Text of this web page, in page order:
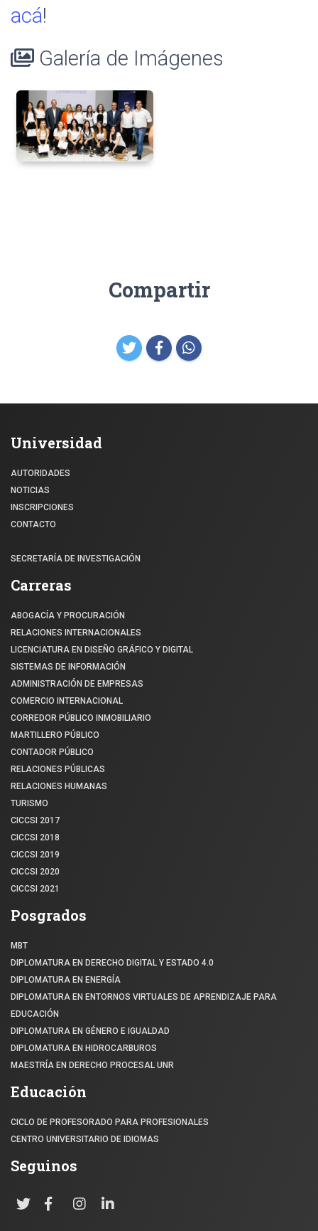
acá!
Galería de Imágenes
Compartir
Universidad
AUTORIDADES
NOTICIAS
INSCRIPCIONES
CONTACTO
SECRETARÍA DE INVESTIGACIÓN
Carreras
ABOGACÍA Y PROCURACIÓN
RELACIONES INTERNACIONALES
LICENCIATURA EN DISEÑO GRÁFICO Y DIGITAL
SISTEMAS DE INFORMACIÓN
ADMINISTRACIÓN DE EMPRESAS
COMERCIO INTERNACIONAL
CORREDOR PÚBLICO INMOBILIARIO
MARTILLERO PÚBLICO
CONTADOR PÚBLICO
RELACIONES PÚBLICAS
RELACIONES HUMANAS
TURISMO
CICCSI 2017
CICCSI 2018
CICCSI 2019
CICCSI 2020
CICCSI 2021
Posgrados
MBT
DIPLOMATURA EN DERECHO DIGITAL Y ESTADO 4.0
DIPLOMATURA EN ENERGÍA
DIPLOMATURA EN ENTORNOS VIRTUALES DE APRENDIZAJE PARA
EDUCACIÓN
DIPLOMATURA EN GÉNERO E IGUALDAD
DIPLOMATURA EN HIDROCARBUROS
MAESTRÍA EN DERECHO PROCESAL UNR
Educación
CICLO DE PROFESORADO PARA PROFESIONALES
CENTRO UNIVERSITARIO DE IDIOMAS
Seguinos